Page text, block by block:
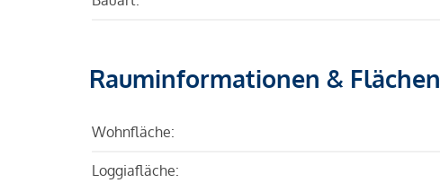
Rauminformationen & Flächen
Wohnfläche:
Loggiafläche: